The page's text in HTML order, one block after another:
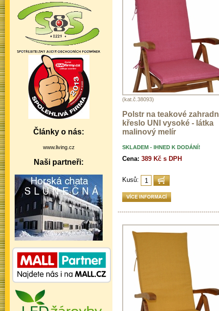
(kat.č.38093)
Polstr na teakové
křeslo UNI vysoké - látka
malinový melír
SKLADEM - IHNED K DODÁNÍ!
Cena: 389 Kč s DPH
Kusů:
Články o nás:
www.living.cz
Naši partneři: